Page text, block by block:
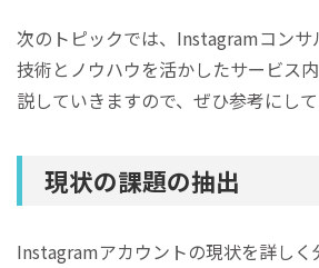
次のトピックでは、Instagramコンサ
技術とノウハウを活かしたサービス
説していきますので、ぜひ参考にして
現状の課題の抽出
Instagramアカウントの現状を詳しく